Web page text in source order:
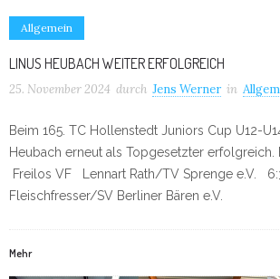
Allgemein
LINUS HEUBACH WEITER ERFOLGREICH
25. November 2024 durch Jens Werner in
Beim 165. TC Hollenstedt Juniors Cup U12-
Heubach erneut als Topgesetzter erfolgreich.
Freilos VF Lennart Rath/TV Sprenge e.V.
Fleischfresser/SV Berliner Bären e.V.
Mehr